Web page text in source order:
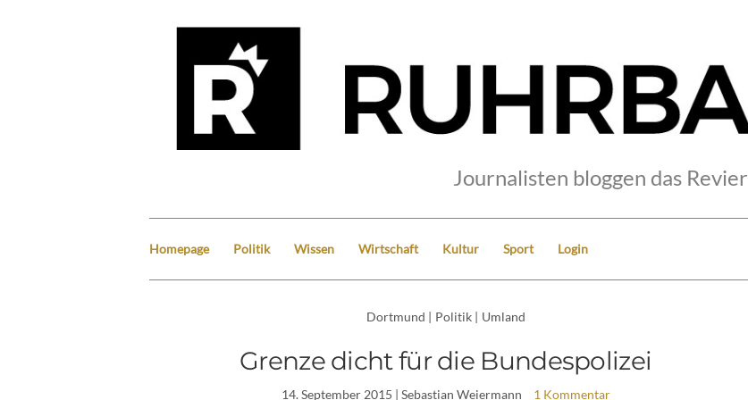
Journalisten bloggen das Revier
Homepage Politik Wissen Wirtschaft Kultur Sport Login
Dortmund | Politik | Umland
Grenze dicht für die Bundespolizei
14. September 2015 | Sebastian Weiermann 1 Kommentar